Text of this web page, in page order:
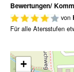
Bewertungen/
von
Für alle Atersstufen
+